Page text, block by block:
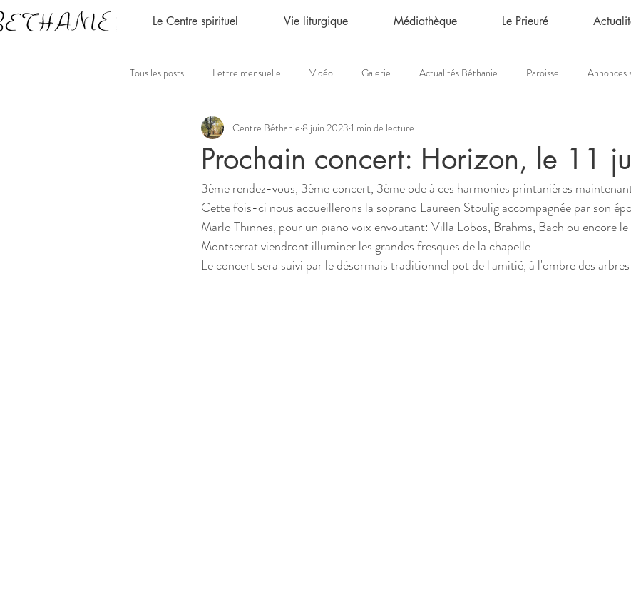
Le Centre spirituel Vie liturgique Médiathèque Le Prieuré
Tous les posts Lettre mensuelle Vidéo Galerie Actualités Béthanie Paroisse Annonces
Prochain concert: Horizon, le 11
Centre Béthanie 8 juin 2023 1 min de lecture
3ème rendez-vous, 3ème concert, 3ème ode à ces harmonies printanières
Cette fois-ci nous accueillerons la soprano Laureen Stoulig accompagnée par son
Marlo Thinnes, pour un piano voix envoutant: Villa Lobos, Brahms, Bach ou encore
Montserrat viendront illuminer les grandes fresques de la chapelle.
Le concert sera suivi par le désormais traditionnel pot de l'amitié, à l'ombre des